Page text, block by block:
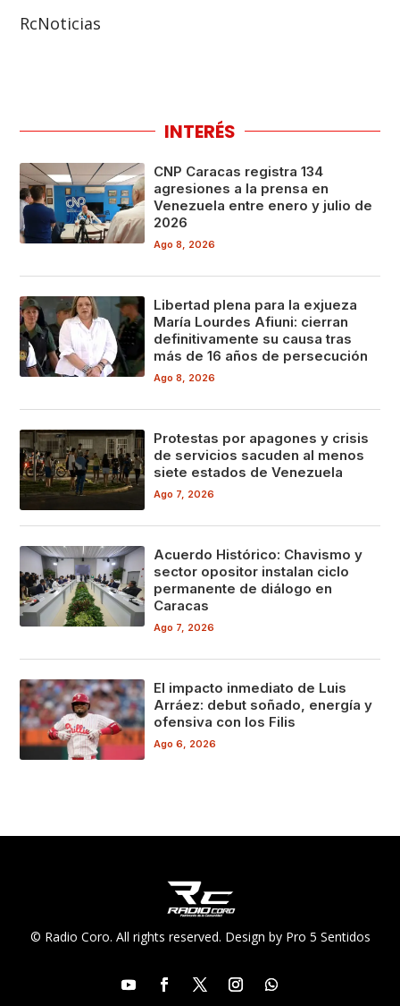
RcNoticias
INTERÉS
CNP Caracas registra 134
agresiones a la prensa en
Venezuela entre enero y julio de
2026
Ago 8, 2026
Libertad plena para la exjueza
María Lourdes Afiuni: cierran
definitivamente su causa tras
más de 16 años de persecución
Ago 8, 2026
Protestas por apagones y crisis
de servicios sacuden al menos
siete estados de Venezuela
Ago 7, 2026
Acuerdo Histórico: Chavismo y
sector opositor instalan ciclo
permanente de diálogo en
Caracas
Ago 7, 2026
El impacto inmediato de Luis
Arráez: debut soñado, energía y
ofensiva con los Filis
Ago 6, 2026
© Radio Coro. All rights reserved. Design by Pro 5 Sentidos